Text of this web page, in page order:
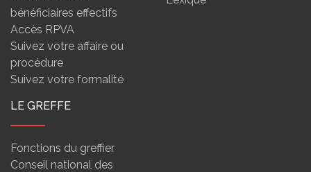
bénéficiaires effectifs
Accès RPVA
Suivez votre affaire ou
procédure
Suivez votre formalité
LE GREFFE
Fonctions du greffier
Conseil national des